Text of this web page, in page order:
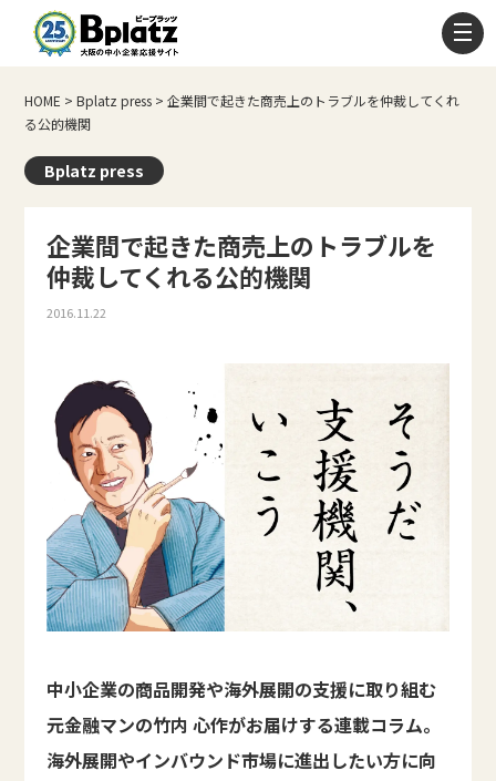
HOME >Bplatz press >企業間で起きた商売上のトラブルを仲裁してくれ
る公的機関
Bplatz press
企業間で起きた商売上のトラブルを
仲裁してくれる公的機関
2016.11.22
中小企業の商品開発や海外展開の支援に取り組む
元金融マンの竹内 心作がお届けする連載コラム。
海外展開やインバウンド市場に進出したい方に向